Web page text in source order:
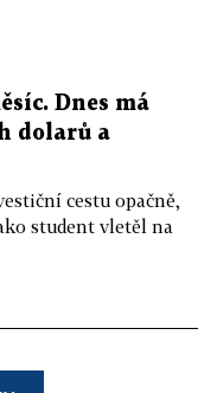
Dnes má
dolarů a
cestu opačně,
student vletěl na